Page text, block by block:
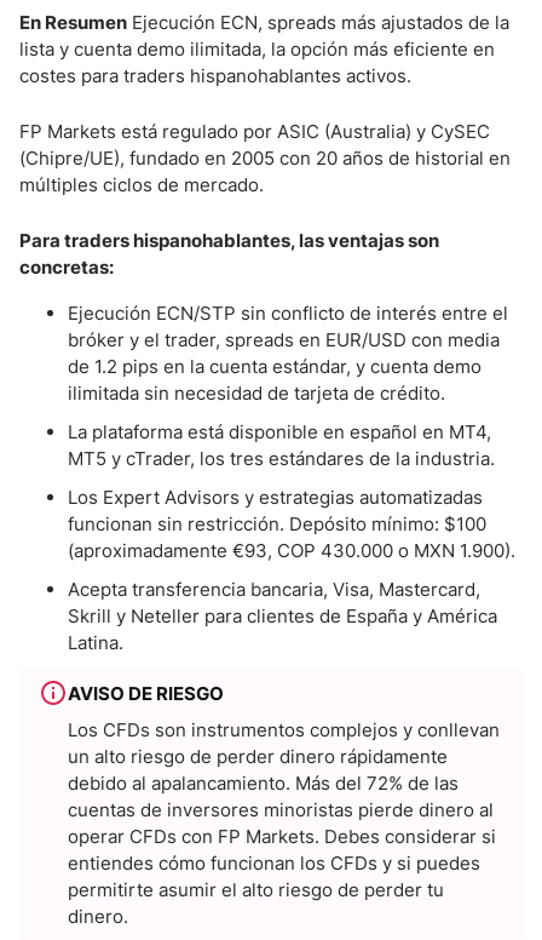
En Resumen Ejecución ECN, spreads más ajustados de la
lista y cuenta demo ilimitada, la opción más eficiente en
costes para traders hispanohablantes activos.
FP Markets está regulado por ASIC (Australia) y CySEC
(Chipre/UE), fundado en 2005 con 20 años de historial en
múltiples ciclos de mercado.
Para traders hispanohablantes, las ventajas son
concretas:
Ejecución ECN/STP sin conflicto de interés entre el
bróker y el trader, spreads en EUR/USD con media
de 1.2 pips en la cuenta estándar, y cuenta demo
ilimitada sin necesidad de tarjeta de crédito.
La plataforma está disponible en español en MT4,
MT5 y cTrader, los tres estándares de la industria.
Los Expert Advisors y estrategias automatizadas
funcionan sin restricción. Depósito mínimo: $100
(aproximadamente €93, COP 430.000 o MXN 1.900).
Acepta transferencia bancaria, Visa, Mastercard,
Skrill y Neteller para clientes de España y América
Latina.
AVISO DE RIESGO
Los CFDs son instrumentos complejos y conllevan
un alto riesgo de perder dinero rápidamente
debido al apalancamiento. Más del 72% de las
cuentas de inversores minoristas pierde dinero al
operar CFDs con FP Markets. Debes considerar si
entiendes cómo funcionan los CFDs y si puedes
permitirte asumir el alto riesgo de perder tu
dinero.